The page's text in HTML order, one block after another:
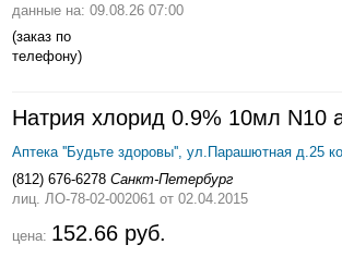
данные на: 09.08.26 07:00
(заказ по
телефону)
Натрия хлорид 0.9% 10мл N10
Аптека ''Будьте здоровы'', ул.Парашютная д.25
(812) 676-6278 Санкт-Петербург
лиц. ЛО-78-02-002061 от 02.04.2015
цена: 152.66 руб.